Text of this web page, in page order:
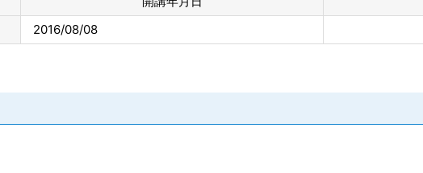
2016/08/08